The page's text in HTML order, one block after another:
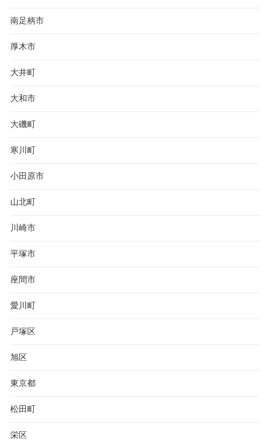
南足柄市
厚木市
大井町
大和市
大磯町
寒川町
小田原市
山北町
川崎市
平塚市
座間市
愛川町
戸塚区
旭区
東京都
松田町
栄区